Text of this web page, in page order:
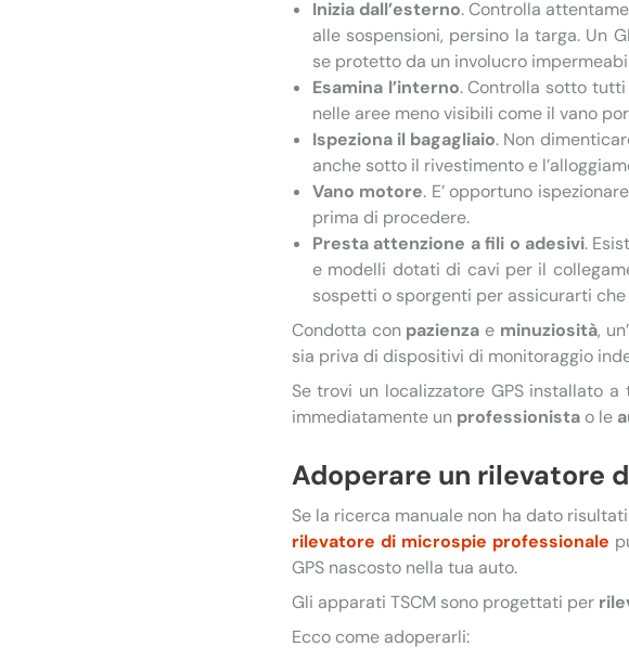
Inizia dall’esterno. Controlla
alle sospensioni, persino la targa. Un
se protetto da un involucro
Esamina l’interno. Controlla sotto
nelle aree meno visibili come il vano
Ispeziona il bagagliaio. Non
anche sotto il rivestimento e
Vano motore. E’ opportuno
prima di procedere.
Presta attenzione a fili o adesivi.
e modelli dotati di cavi per il
sospetti o sporgenti per assicurarti che
Condotta con pazienza e minuziosità,
sia priva di dispositivi di monitoraggio
Se trovi un localizzatore GPS installato
immediatamente un professionistao le
Adoperare un rilevatore
Se la ricerca manuale non ha dato
rilevatore di microspie professionale
GPS nascosto nella tua auto.
Gli apparati TSCM sono progettati per
Ecco come adoperarli: